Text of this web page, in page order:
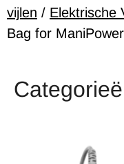
vijlen / Elektrische
Bag for ManiPower